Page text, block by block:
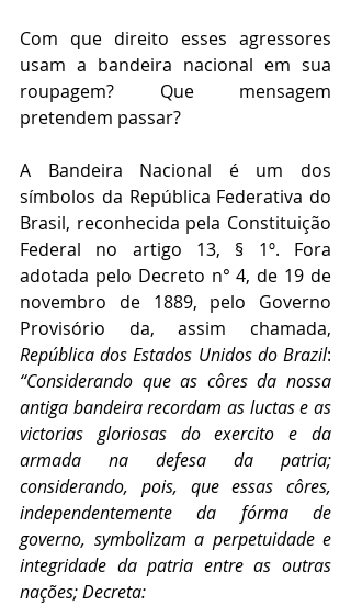
Com que direito esses agressores
usam a bandeira nacional em sua
roupagem? Que mensagem
pretendem passar?
A Bandeira Nacional é um dos
símbolos da República Federativa do
Brasil, reconhecida pela Constituição
Federal no artigo 13, § 1º. Fora
adotada pelo Decreto n° 4, de 19 de
novembro de 1889, pelo Governo
República dos Estados Unidos do Brazil
“Considerando que as côres da nossa
antiga bandeira recordam as luctas e as
victorias gloriosas do exercito e da
armada na defesa da patria;
considerando, pois, que essas côres,
independentemente da fórma de
governo, symbolizam a perpetuidade e
integridade da patria entre as outras
nações; Decreta: